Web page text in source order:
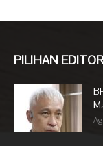
PILIHAN EDITOR